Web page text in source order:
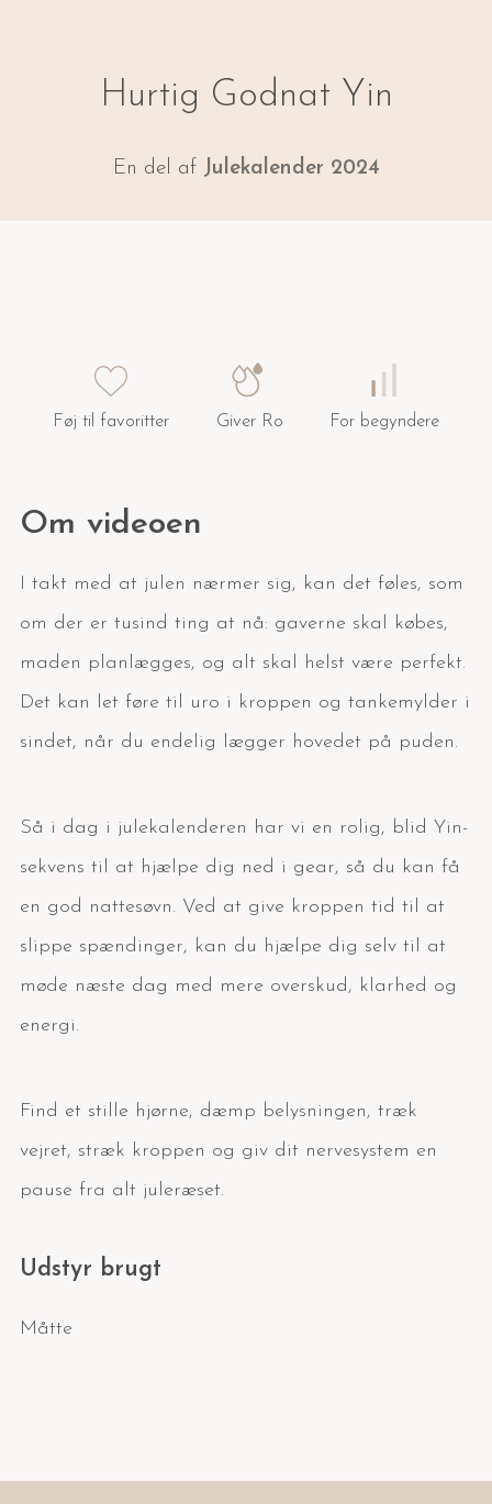
Hurtig Godnat Yin
En del af Julekalender 2024
Føj til favoritter Giver Ro For begyndere
Om videoen
I takt med at julen nærmer sig, kan det føles, som
om der er tusind ting at nå: gaverne skal købes,
maden planlægges, og alt skal helst være perfekt.
Det kan let føre til uro i kroppen og tankemylder i
sindet, når du endelig lægger hovedet på puden.
Så i dag i julekalenderen har vi en rolig, blid Yin-
sekvens til at hjælpe dig ned i gear, så du kan få
en god nattesøvn. Ved at give kroppen tid til at
slippe spændinger, kan du hjælpe dig selv til at
møde næste dag med mere overskud, klarhed og
energi.
Find et stille hjørne, dæmp belysningen, træk
vejret, stræk kroppen og giv dit nervesystem en
pause fra alt juleræset.
Udstyr brugt
Måtte